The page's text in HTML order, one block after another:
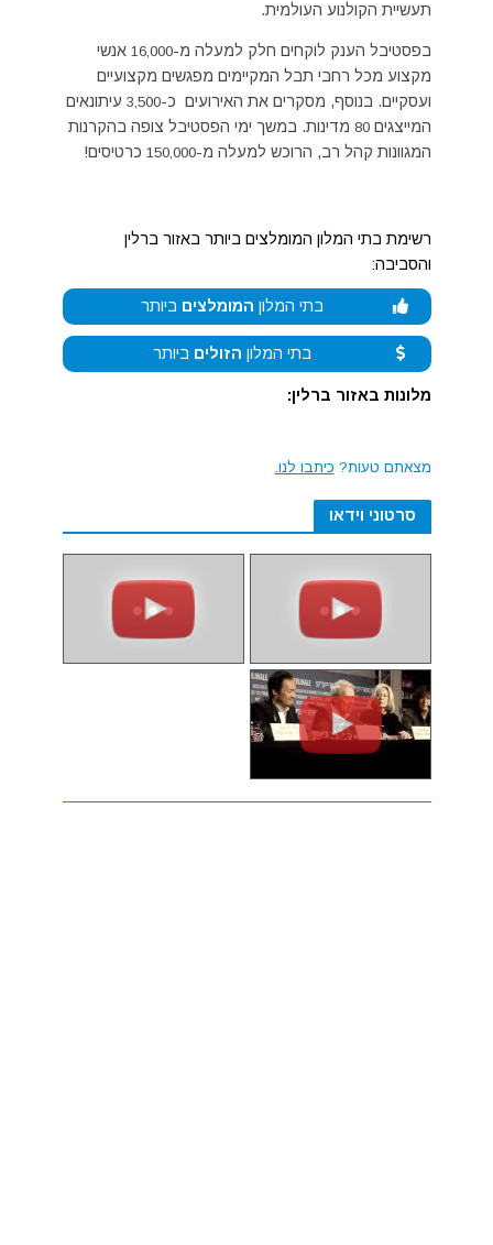
תעשיית הקולנוע העולמית.
בפסטיבל הענק לוקחים חלק למעלה מ-16,000 אנשי
מקצוע מכל רחבי תבל המקיימים מפגשים מקצועיים
ועסקיים. בנוסף, מסקרים את האירועים כ-3,500 עיתונאים
המייצגים80 מדינות. במשך ימי הפסטיבל צופה בהקרנות
המגוונות קהל רב, הרוכש למעלה מ-150,000 כרטיסים!
רשימת בתי המלון המומלצים ביותר באזור ברלין
והסביבה:
בתי המלון המומלצים ביותר
בתי המלון הזולים ביותר
מלונות באזור ברלין:
מצאתם טעות? כיתבו לנו.
סרטוני וידאו